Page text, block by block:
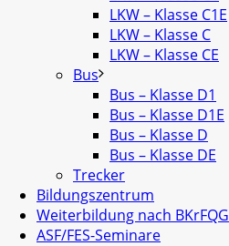
LKW – Klasse C1E
LKW – Klasse C
LKW – Klasse CE
Bus
Bus – Klasse D1
Bus – Klasse D1E
Bus – Klasse D
Bus – Klasse DE
Trecker
Bildungszentrum
Weiterbildung nach BKrFQG
ASF/FES-Seminare